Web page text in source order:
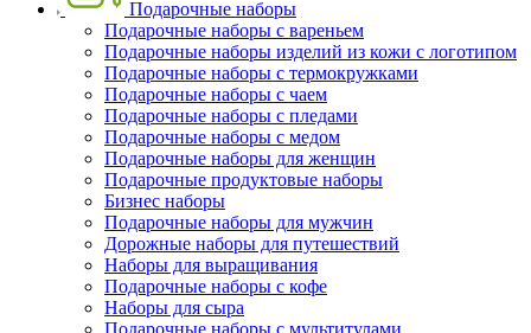
Подарочные наборы
Подарочные наборы с вареньем
Подарочные наборы изделий из кожи с логотипом
Подарочные наборы с термокружками
Подарочные наборы с чаем
Подарочные наборы с пледами
Подарочные наборы с медом
Подарочные наборы для женщин
Подарочные продуктовые наборы
Бизнес наборы
Подарочные наборы для мужчин
Дорожные наборы для путешествий
Наборы для выращивания
Подарочные наборы с кофе
Наборы для сыра
Подарочные наборы с мультитулами